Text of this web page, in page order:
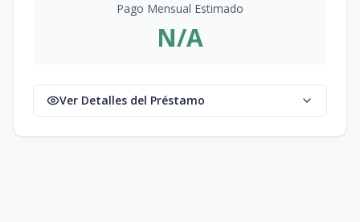
Pago Mensual Estimado
N/A
Ver Detalles del Préstamo